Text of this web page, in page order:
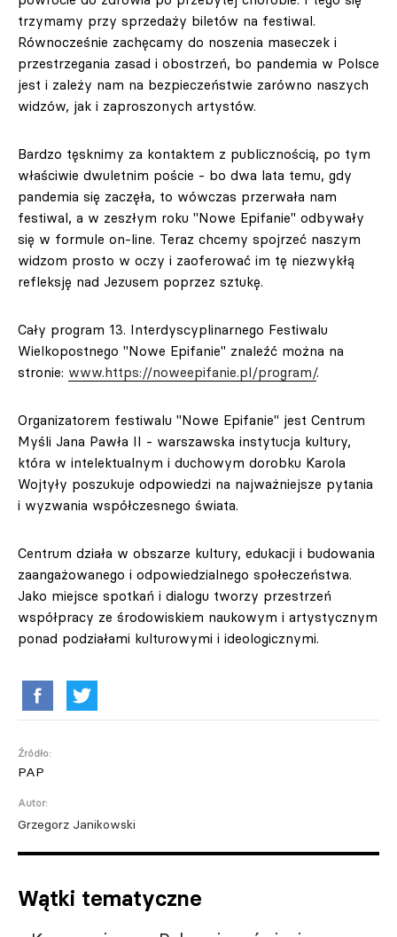
trzymamy przy sprzedaży biletów na festiwal.
Równocześnie zachęcamy do noszenia maseczek i
przestrzegania zasad i obostrzeń, bo pandemia w Polsce
jest i zależy nam na bezpieczeństwie zarówno naszych
widzów, jak i zaproszonych artystów.
Bardzo tęsknimy za kontaktem z publicznością, po tym
właściwie dwuletnim poście - bo dwa lata temu, gdy
pandemia się zaczęła, to wówczas przerwała nam
festiwal, a w zeszłym roku "Nowe Epifanie" odbywały
się w formule on-line. Teraz chcemy spojrzeć naszym
widzom prosto w oczy i zaoferować im tę niezwykłą
refleksję nad Jezusem poprzez sztukę.
Cały program 13. Interdyscyplinarnego Festiwalu
Wielkopostnego "Nowe Epifanie" znaleźć można na
stronie: www.https://noweepifanie.pl/program/.
Organizatorem festiwalu "Nowe Epifanie" jest Centrum
Myśli Jana Pawła II - warszawska instytucja kultury,
która w intelektualnym i duchowym dorobku Karola
Wojtyły poszukuje odpowiedzi na najważniejsze pytania
i wyzwania współczesnego świata.
Centrum działa w obszarze kultury, edukacji i budowania
zaangażowanego i odpowiedzialnego społeczeństwa.
Jako miejsce spotkań i dialogu tworzy przestrzeń
współpracy ze środowiskiem naukowym i artystycznym
ponad podziałami kulturowymi i ideologicznymi.
Źródło:
PAP
Autor:
Grzegorz Janikowski
Wątki tematyczne